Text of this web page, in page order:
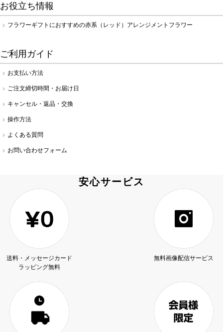
お役立ち情報
フラワーギフトにおすすめの赤系（レッド）アレンジメントフラワー
ご利用ガイド
お支払い方法
ご注文締切時間・お届け日
キャンセル・返品・交換
操作方法
よくある質問
お問い合わせフォーム
安心サービス
送料・メッセージカード
ラッピング無料
無料画像配信サービス